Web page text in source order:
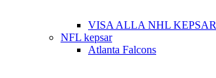
VISA ALLA NHL KEPSAR
NFL kepsar
Atlanta Falcons